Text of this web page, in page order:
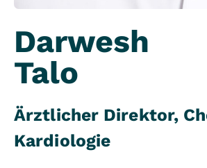
Darwesh
Talo
Ärztlicher Direktor,
Kardiologie